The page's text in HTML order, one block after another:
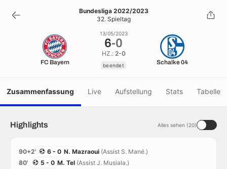
6-0
beendet
Bundesliga 2022/2023
32. Spieltag
FC Bayern
13/05/2023
6-0
HZ.: 2-0
beendet Schalke 04
Zusammenfassung Live Aufstellung Stats Tabelle
Highlights Alles sehen (20)
90+2' 6 - 0 N. Mazraoui (Assist S. Mané.)
80'
5 - 0 M. Tel (Assist J. Musiala.)